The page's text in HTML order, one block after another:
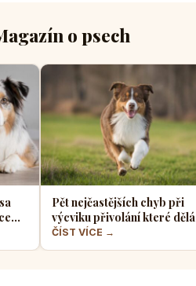
o psech
Pět nejčastějších chyb při
výcviku přivolání které dělá
většina pejskařů
ČÍST VÍCE →